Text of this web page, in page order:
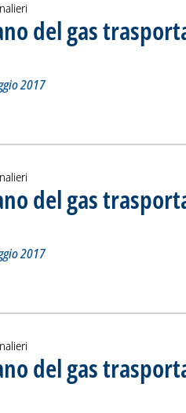
del gas
del giorno 28 maggio 2017
maggio 2017 alle 15.36.
2017
quotidiano del gas
del gas
del giorno 25 maggio 2017
maggio 2017 alle 14.24.
2017
quotidiano del gas
del gas
del giorno 24 maggio 2017
maggio 2017 alle 14.56.